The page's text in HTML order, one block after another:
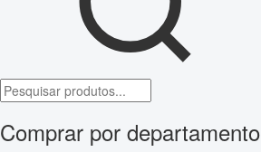
Comprar por departamento